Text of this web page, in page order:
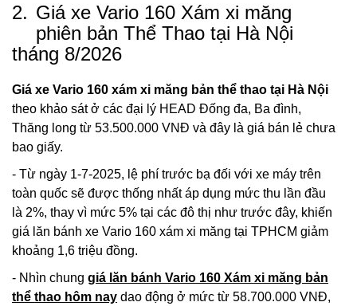
2. Giá xe Vario 160 Xám xi măng
phiên bản Thể Thao tại Hà Nội
tháng 8/2026
Giá xe Vario 160 xám xi măng bản thể thao tại Hà Nội
theo khảo sát ở các đại lý HEAD Đống đa, Ba đình,
Thăng long từ 53.500.000 VNĐ và đây là giá bán lẻ chưa
bao giấy.
- Từ ngày 1-7-2025, lệ phí trước bạ đối với xe máy trên
toàn quốc sẽ được thống nhất áp dụng mức thu lần đầu
là 2%, thay vì mức 5% tại các đô thị như trước đây, khiến
giá lăn bánh xe Vario 160 xám xi măng tại TPHCM giảm
khoảng 1,6 triệu đồng.
- Nhìn chung giá lăn bánh Vario 160 Xám xi măng bản
thể thao hôm nay dao động ở mức từ 58.700.000 VNĐ,